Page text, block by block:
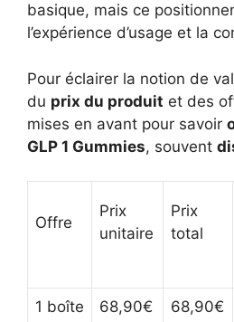
basique, mais ce
l’expérience d’usage et la
Pour éclairer la notion de
du prix du produit et des
mises en avant pour savoir
GLP 1 Gummies, souvent
Offre
Prix
unitaire
Prix
total
1 boîte 68,90€ 68,90€